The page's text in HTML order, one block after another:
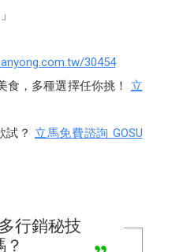
30454
食，多種選擇任你挑！ 立
試？ 立馬免費諮詢 GOSU
行銷秘技
？